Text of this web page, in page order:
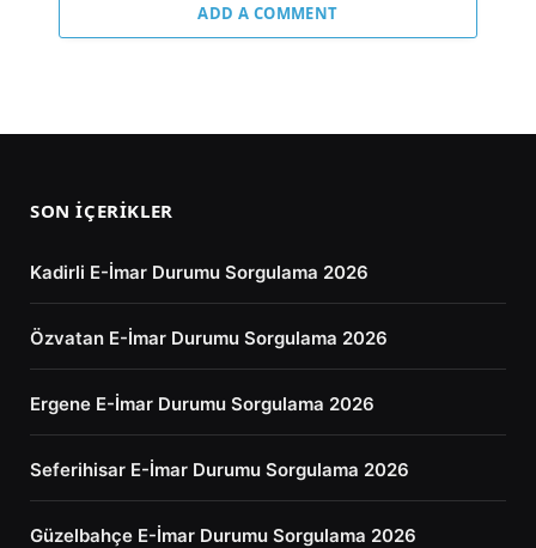
ADD A COMMENT
SON İÇERIKLER
Kadirli E-İmar Durumu Sorgulama 2026
Özvatan E-İmar Durumu Sorgulama 2026
Ergene E-İmar Durumu Sorgulama 2026
Seferihisar E-İmar Durumu Sorgulama 2026
Güzelbahçe E-İmar Durumu Sorgulama 2026